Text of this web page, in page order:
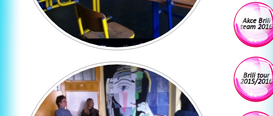
Akce Brili
team 2016
Brili tour
2015/2016